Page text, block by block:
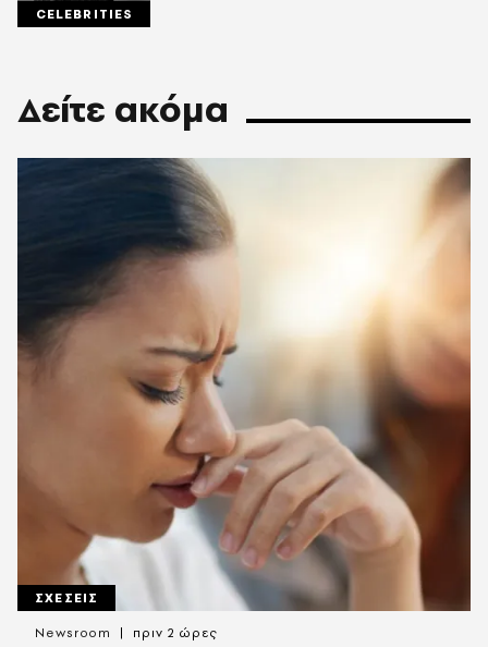
CELEBRITIES
Δείτε ακόμα
ΣΧΕΣΕΙΣ
Newsroom πριν 2 ώρες